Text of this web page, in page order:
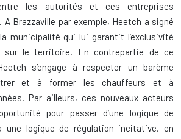
les autorités et ces entreprises
Brazzaville par exemple, Heetch a signé
municipalité qui lui garantit l’exclusivité
sur le territoire. En contrepartie de ce
s’engage à respecter un barème
et à former les chauffeurs et à
Par ailleurs, ces nouveaux acteurs
pour passer d’une logique de
une logique de régulation incitative, en